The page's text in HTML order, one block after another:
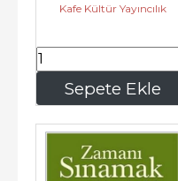
Sepete Ekle
Kafe Kültür Yayıncılık
225,00